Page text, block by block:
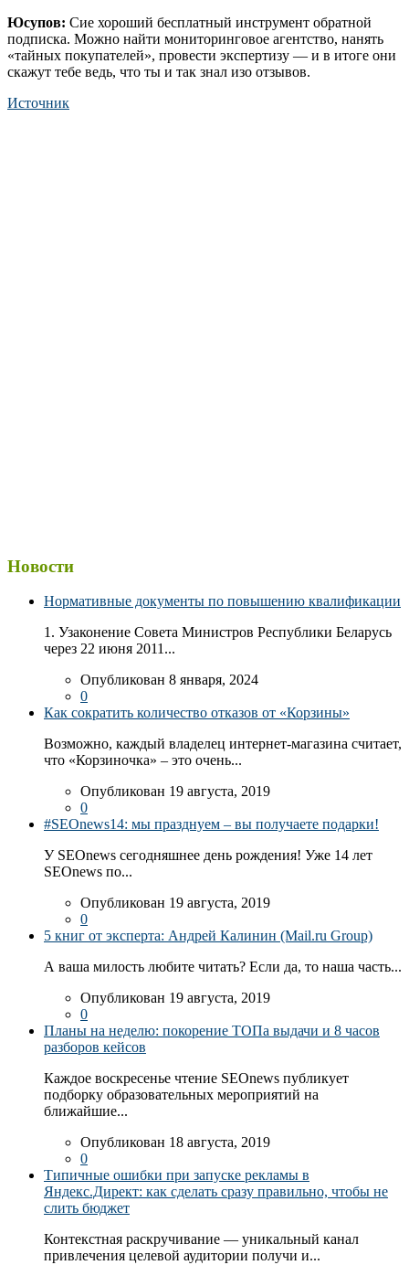
Юсупов: Сие хороший бесплатный инструмент обратной
подписка. Можно найти мониторинговое агентство, нанять
«тайных покупателей», провести экспертизу — и в итоге они
скажут тебе ведь, что ты и так знал изо отзывов.
Источник
Новости
Нормативные документы по повышению квалификации
1. Узаконение Совета Министров Республики Беларусь
через 22 июня 2011...
Опубликован 8 января, 2024
0
Как сократить количество отказов от «Корзины»
Возможно, каждый владелец интернет-магазина считает,
что «Корзиночка» – это очень...
Опубликован 19 августа, 2019
0
#SEOnews14: мы празднуем – вы получаете подарки!
У SEOnews сегодняшнее день рождения! Уже 14 лет
SEOnews по...
Опубликован 19 августа, 2019
0
5 книг от эксперта: Андрей Калинин (Mail.ru Group)
А ваша милость любите читать? Если да, то наша часть...
Опубликован 19 августа, 2019
0
Планы на неделю: покорение ТОПа выдачи и 8 часов
разборов кейсов
Каждое воскресенье чтение SEOnews публикует
подборку образовательных мероприятий на
ближайшие...
Опубликован 18 августа, 2019
0
Типичные ошибки при запуске рекламы в
Яндекс.Директ: как сделать сразу правильно, чтобы не
слить бюджет
Контекстная раскручивание — уникальный канал
привлечения целевой аудитории получи и...